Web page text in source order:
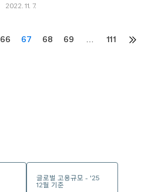
2022. 11. 7.
66 67 68 69 … 111
다음
글로벌 고용규모 - '25
12월 기준